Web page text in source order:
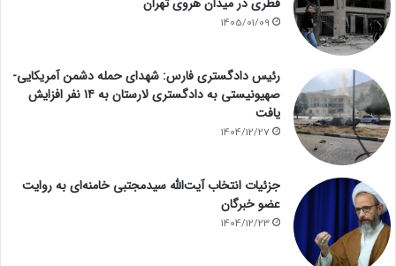
1405/01/09
رئیس دادگستری فارس: شهدای حمله دشمن آمریکایی-
صهیونیستی به دادگستری لارستان به ۱۴ نفر افزایش
یافت
1404/12/27
جزئیات انتخاب آیت‌الله سیدمجتبی خامنه‌ای به روایت
عضو خبرگان
1404/12/23